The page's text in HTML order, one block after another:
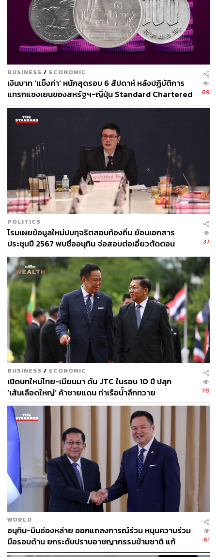
ดิฉันมั่นใจว่า ข้อเสนอข้างต้นนี้ จะทำให้การเจรจากับสหรัฐฯ
บรรลุผลเพื่อให้ประเทศไทยและสหรัฐ ฯ ยังคงเป็นพันธมิตร
และคู่ค้าที่เป็นมิตรต่อกัน นอกจากนี้รัฐบาลยังมีอีกหลาย
มาตรการที่พร้อมจะรับฟังและพูดคุยเพิ่มเติมกับสหรัฐฯ และ
ขอให้ความมั่นใจว่าข้อเสนอที่รัฐบาลเตรียมไว้ ล้วนคำนึงถึง
ประชาชนและผลประโยชน์ของประเทศไทยเป็นสำคัญและ
เพื่อประโยชน์ของผู้ประกอบธุรกิจของเราและคนที่อยู่ใน
ระบบเศรษฐกิจไทยทุกท่าน
ดิฉันขอให้คำมั่นว่า ทุกท่านไม่ได้โดดเดี่ยว ไม่ได้ต่อสู้เพียง
ลำพัง รัฐบาลจะมีมาตรการเยียวยาเร่งด่วนในระยะสั้น และ
ระยะยาวเพื่อช่วยเหลือผู้ประกอบการทั้ง SME และ
อุตสาหกรรมขนาดใหญ่ที่ได้รับผลกระทบ โดยการเร่งขยาย
ตลาดส่งออกใหม่ๆ อีกทั้งยังจะเป็นการกระจายความเสี่ยง
ของภาคธุรกิจไทย ที่เรามุ่งมั่นที่จะเจรจาการค้า ในการเปิด
ตลาดใหม่ๆ ในตะวันออกกลาง ยุโรป และ อินเดีย โดยจะเร่ง
เจรจาการค้า FTA ให้เร็วยิ่งขึ้น
ท้ายนี้ ดิฉันขอเรียนว่าในวันอังคารที่ 8 เมษายนนี้ หลังจาก
ประชุมสรุปกับคณะกรรมการและทุกหน่วยงานอีกครั้งหนึ่ง
จะสรุปแนวทางเพื่อผลประโยชน์ของประเทศไทยเป็นสำคัญ
และขอเรียนย้ำอีกครั้ง ว่ารัฐบาลจะทำทุกวิถีทางเพื่อปกป้อง
ผลประโยชน์ของประเทศชาติ เพื่อสร้างฐานเศรษฐกิจไทยให้
มั่นคง แข็งแรง และเท่าทันโลก และเพื่อให้ประเทศไทยก้าว
ไปข้างหน้าอย่างมีศักดิ์ศรีเพื่อประเทศไทยของเรา
TAGS: กำแพงภาษี ภาษีสินค้านำเข้า
เศรษฐกิจโลก
แพทองธาร ชินวัตร
ผู้ประกอบการไทย
Donald Trump
เศรษฐกิจสหรัฐฯ
เศรษฐกิจไทย
Trump 2.0
รัฐบาล แพทองธาร ชินวัตร
นายกรัฐมนตรี
ภาษีตอบโต้
Reciprocal Tariffs
กำแพงภาษีสหรัฐฯ
ABOUT THE AUTHOR
THE STANDARD TEAM
กองบรรณาธิการ THE STANDARD
BUSINESS / ECONOMIC
เงินบาท ‘แข็งค่า’ หนักสุดรอบ 6 สัปดาห์ หลังปฏิบัติการ
แทรกแซงเยนของสหรัฐฯ-ญี่ปุ่น Standard Chartered
เปิดเป้าสิ้นปีนี้จ่อแข็งต่อแตะ 32.50 บาทต่อดอลลาร์
69
POLITICS
โรมเผยข้อมูลใหม่ปมทุจริตสอบท้องถิ่น ย้อนเอกสาร
ประชุมปี 2567 พบชื่ออนุทิน จ่อสอบต่อเอี่ยวตัดตอน
ม.บูรพา หรือไม่
37
BUSINESS / ECONOMIC
เปิดบทใหม่ไทย-เมียนมา ดัน JTC ในรอบ 10 ปี ปลุก
‘เส้นเลือดใหญ่’ ค้าชายแดน ท่าเรือน้ำลึกทวาย
119
WORLD
อนุทิน-มินอ่องหล่าย ออกแถลงการณ์ร่วม หนุนความร่วม
มือรอบด้าน ยกระดับปราบอาชญากรรมข้ามชาติ แก้
ปัญหาหมอกควัน-มลพิษทางน้ำ
61